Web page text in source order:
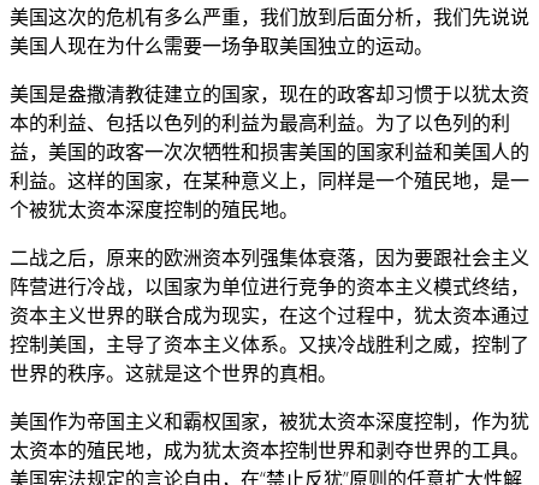
美国这次的危机有多么严重，我们放到后面分析，我们先说说
美国人现在为什么需要一场争取美国独立的运动。
美国是盎撒清教徒建立的国家，现在的政客却习惯于以犹太资
本的利益、包括以色列的利益为最高利益。为了以色列的利
益，美国的政客一次次牺牲和损害美国的国家利益和美国人的
利益。这样的国家，在某种意义上，同样是一个殖民地，是一
个被犹太资本深度控制的殖民地。
二战之后，原来的欧洲资本列强集体衰落，因为要跟社会主义
阵营进行冷战，以国家为单位进行竞争的资本主义模式终结，
资本主义世界的联合成为现实，在这个过程中，犹太资本通过
控制美国，主导了资本主义体系。又挟冷战胜利之威，控制了
世界的秩序。这就是这个世界的真相。
美国作为帝国主义和霸权国家，被犹太资本深度控制，作为犹
太资本的殖民地，成为犹太资本控制世界和剥夺世界的工具。
美国宪法规定的言论自由，在“禁止反犹”原则的任意扩大性解